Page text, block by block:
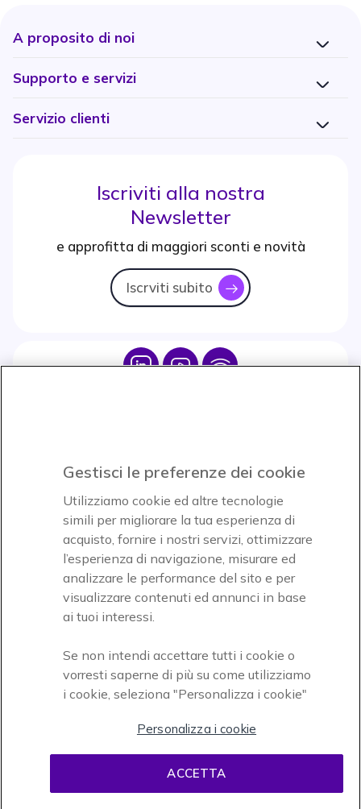
A proposito di noi
Supporto e servizi
Servizio clienti
Iscriviti alla nostra
Newsletter
e approfitta di maggiori sconti e novità
Iscrviti subito icon
Icon IconIcon
Accettiamo
Onedirect, azienda del gruppo INCEPT
Condizioni di vendita
Gestisci le preferenze dei cookie
Utilizziamo cookie ed altre tecnologie
simili per migliorare la tua esperienza di
acquisto, fornire i nostri servizi, ottimizzare
l’esperienza di navigazione, misurare ed
analizzare le performance del sito e per
visualizzare contenuti ed annunci in base
ai tuoi interessi.
Se non intendi accettare tutti i cookie o
vorresti saperne di più su come utilizziamo
i cookie, seleziona "Personalizza i cookie"
Personalizza i cookie
ACCETTA